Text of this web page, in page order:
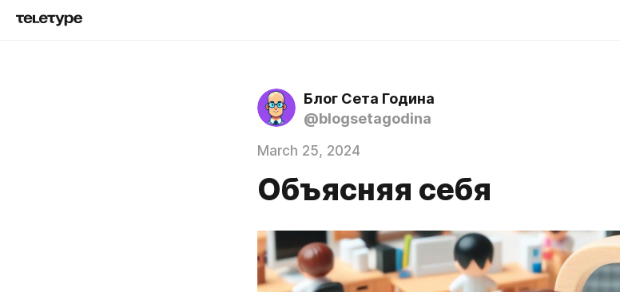
Блог Сета Година
@blogsetagodina
March 25, 2024
Объясняя себя